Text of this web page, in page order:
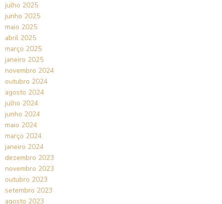
julho 2025
junho 2025
maio 2025
abril 2025
março 2025
janeiro 2025
novembro 2024
outubro 2024
agosto 2024
julho 2024
junho 2024
maio 2024
março 2024
janeiro 2024
dezembro 2023
novembro 2023
outubro 2023
setembro 2023
agosto 2023